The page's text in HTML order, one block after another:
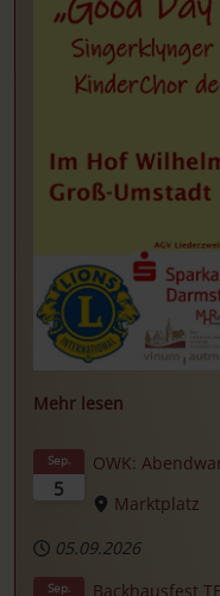
Mehr lesen
5
Sep.
OWK:
Marktplatz
05.09.2026
Sep.
Backhausfest